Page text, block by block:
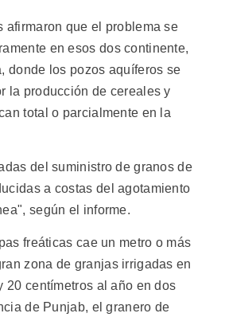
afirmaron que el problema se
en esos dos continente,
donde los pozos aquíferos se
la producción de cereales y
total o parcialmente en la
del suministro de granos de
a costas del agotamiento
según el informe.
freáticas cae un metro o más
zona de granjas irrigadas en
20 centímetros al año en dos
de Punjab, el granero de